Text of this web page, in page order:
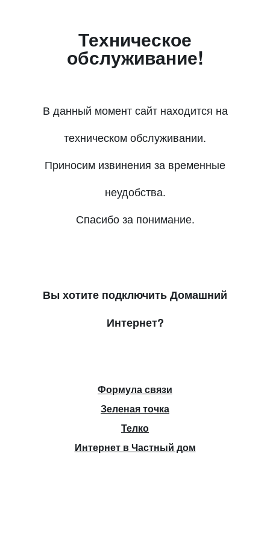
Техническое
обслуживание!
В данный момент сайт находится на
техническом обслуживании.
Приносим извинения за временные
неудобства.
Спасибо за понимание.
Вы хотите подключить Домашний
Интернет?
Формула связи
Зеленая точка
Телко
Интернет в Частный дом